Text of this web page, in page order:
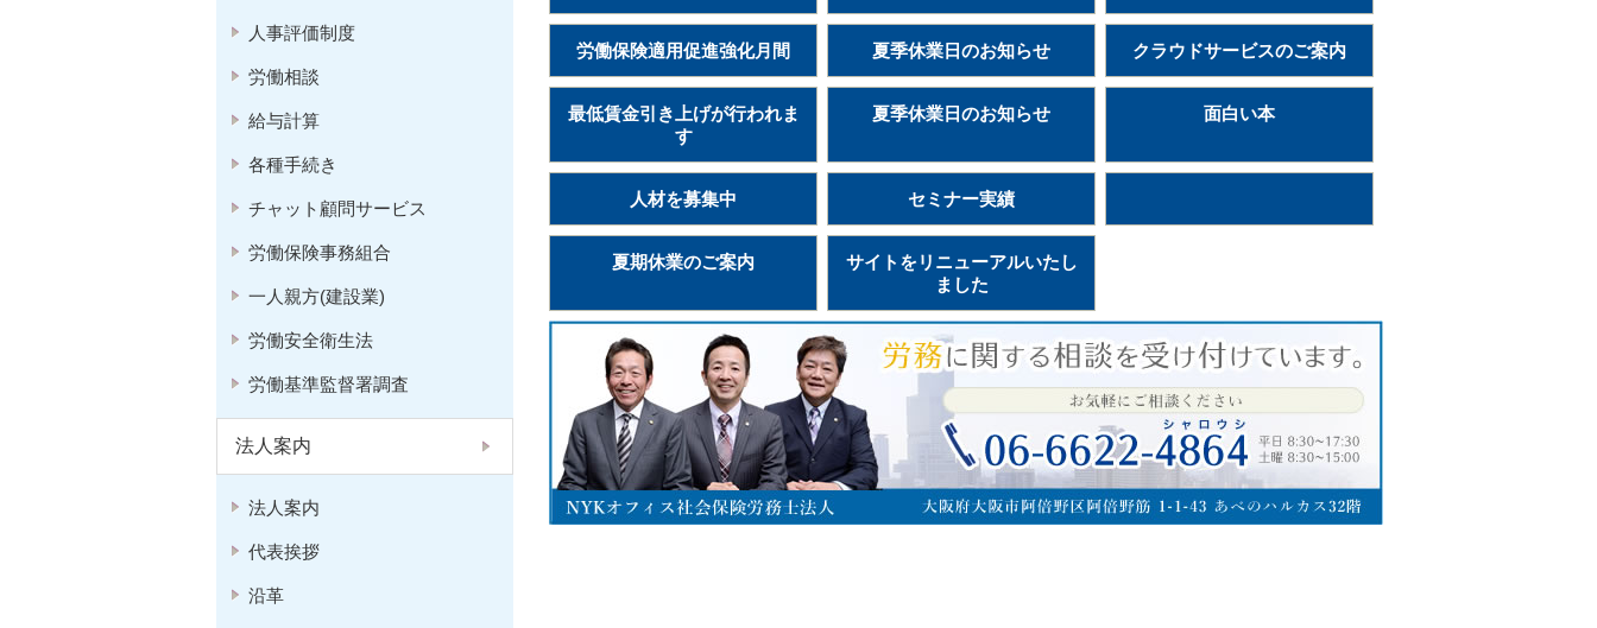
労働保険適用促進強化月間 夏季休業日のお知らせ クラウドサービスのご案内
最低賃金引き上げが行われま
す
夏季休業日のお知らせ 面白い本
人材を募集中 セミナー実績
夏期休業のご案内
サイトをリニューアルいたし
ました
人事評価制度
労働相談
給与計算
各種手続き
チャット顧問サービス
労働保険事務組合
一人親方(建設業)
労働安全衛生法
労働基準監督署調査
法人案内
法人案内
代表挨拶
沿革